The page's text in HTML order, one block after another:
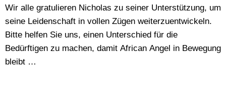
Wir alle gratulieren Nicholas zu seiner Unterstützung, um
seine Leidenschaft in vollen Zügen weiterzuentwickeln.
Bitte helfen Sie uns, einen Unterschied für die
Bedürftigen zu machen, damit African Angel in Bewegung
bleibt …